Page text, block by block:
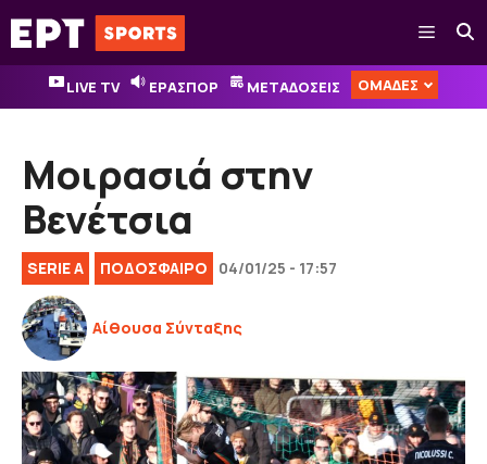
Μετάβαση
σε
περιεχόμενο
Μενού
LIVE TV ΕΡΑΣΠΟΡ ΜΕΤΑΔΟΣΕΙΣ ΟΜΑΔΕΣ
Μοιρασιά στην
Βενέτσια
SERIE A ΠΟΔΟΣΦΑΙΡΟ 04/01/25 - 17:57
Αίθουσα Σύνταξης